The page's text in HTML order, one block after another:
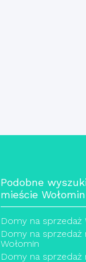
Podobne
mieście Wołomin
Domy na sprzedaż
Domy na
Wołomin
Domy na